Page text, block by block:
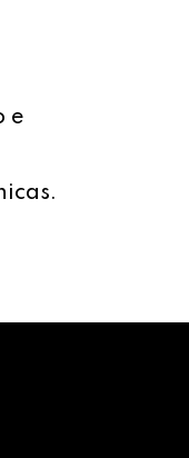
e